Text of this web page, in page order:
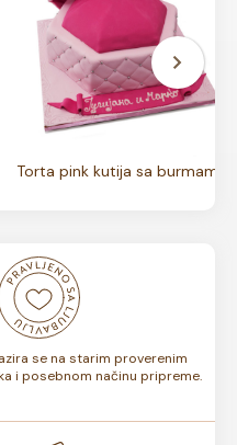
Torta pink kutija sa burmama
se na starim proverenim
i posebnom načinu pripreme.